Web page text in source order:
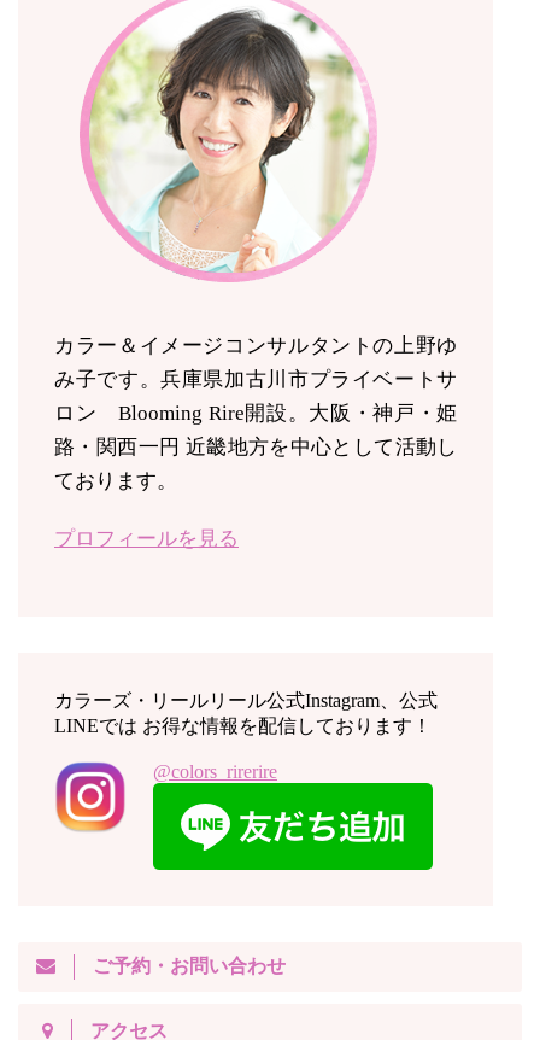
カラー＆イメージコンサルタントの上野ゆ
み子です。兵庫県加古川市プライベートサ
ロン Blooming Rire開設。 大阪・神戸・姫
路・関西一円 近畿地方を中心として活動し
ております。
プロフィールを見る
カラーズ・リールリール公式Instagram、公式
LINEでは お得な情報を配信しております！
@colors_rirerire
ご予約・お問い合わせ
アクセス